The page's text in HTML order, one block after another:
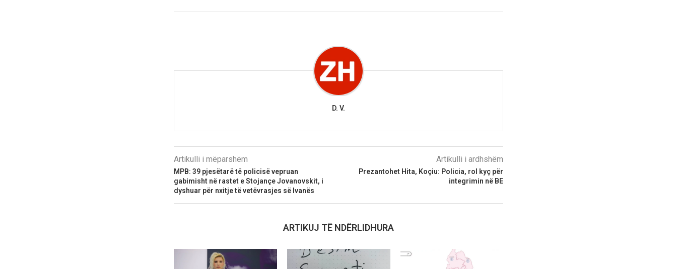
D. V.
Artikulli i mëparshëm
MPB: 39 pjesëtarë të policisë vepruan
gabimisht në rastet e Stojançe Jovanovskit, i
dyshuar për nxitje të vetëvrasjes së Ivanës
Artikulli i ardhshëm
Prezantohet Hita, Koçiu: Policia, rol kyç për
integrimin në BE
ARTIKUJ TË NDËRLIDHURA